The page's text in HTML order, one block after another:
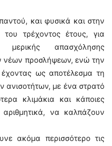
και φυσικά και στην
τρέχοντος έτους, για
μερικής απασχόλησης
νέων προσλήψεων, ενώ την
ως αποτέλεσμα τη
ανισοτήτων, με ένα στρατό
κλιμάκια και κάποιες
να καλπάζουν
ακόμα περισσότερο τις